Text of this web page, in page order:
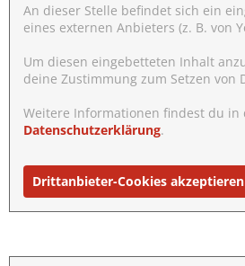
An dieser Stelle befindet sich ein
eines externen Anbieters (z. B. von
Um diesen eingebetteten Inhalt
deine Zustimmung zum Setzen von
Weitere Informationen findest du in
Datenschutzerklärung.
Drittanbieter-Cookies akzeptieren